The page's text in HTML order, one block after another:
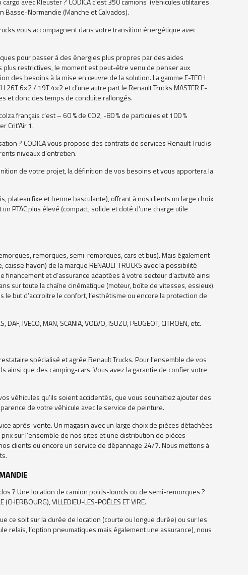
Basse-Normandie (Manche et Calvados).
vous accompagnent dans votre transition énergétique avec
pour passer à des énergies plus propres par des aides
restrictives, le moment est peut-être venu de penser aux
des besoins à la mise en œuvre de la solution. La gamme E-TECH
26T 6×2 / 19T 4×2 et d’une autre part le Renault Trucks MASTER E-
et donc des temps de conduite rallongés.
français c’est – 60 % de CO2, -80 % de particules et 100 %
Crit’Air 1.
? CODICA vous propose des contrats de services Renault Trucks
niveaux d’entretien.
de votre projet, la définition de vos besoins et vous apportera la
plateau fixe et benne basculante), offrant à nos clients un large choix
PTAC plus élevé (compact, solide et doté d’une charge utile
remorques, semi-remorques, cars et bus). Mais également
hayon) de la marque RENAULT TRUCKS avec la possibilité
et d’assurance adaptées à votre secteur d’activité ainsi
sur toute la chaîne cinématique (moteur, boîte de vitesses, essieux).
but d’accroitre le confort, l’esthétisme ou encore la protection de
IVECO, MAN, SCANIA, VOLVO, ISUZU, PEUGEOT, CITROEN, etc.
spécialisé et agrée Renault Trucks. Pour l’ensemble de vos
que des camping-cars. Vous avez la garantie de confier votre
véhicules qu’ils soient accidentés, que vous souhaitiez ajouter des
de votre véhicule avec le service de peinture.
après-vente. Un magasin avec un large choix de pièces détachées
sur l’ensemble de nos sites et une distribution de pièces
clients ou encore un service de dépannage 24/7. Nous mettons à
? Une location de camion poids-lourds ou de semi-remorques ?
VILLEDIEU-LES-POÊLES ET VIRE.
ce soit sur la durée de location (courte ou longue durée) ou sur les
relais, l’option pneumatiques mais également une assurance), nous